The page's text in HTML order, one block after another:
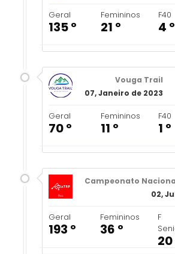
Geral
135 º
Femininos
21 º
F40
4 º
Vouga Trail
07, Janeiro de 2023
Geral
70 º
Femininos
11 º
F40
1 º
Campeonato
02,
Geral
193 º
Femininos
36 º
F
20